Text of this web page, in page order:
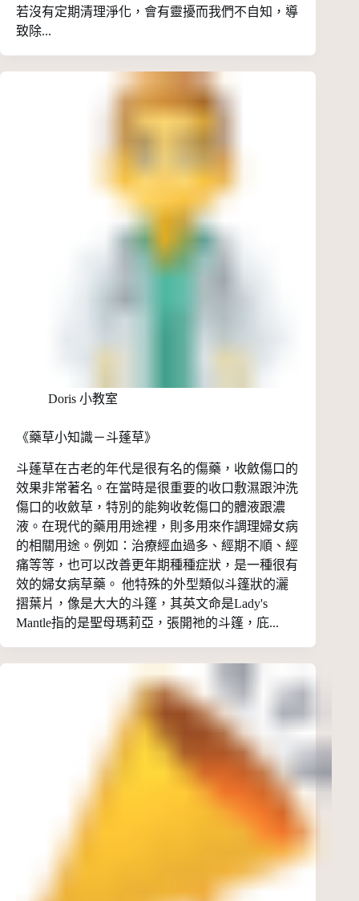
若沒有定期清理淨化，會有靈擾而我們不自知，導
致除...
Doris 小教室
《藥草小知識－斗蓬草》
斗蓬草在古老的年代是很有名的傷藥，收斂傷口的
效果非常著名。在當時是很重要的收口敷濕跟沖洗
傷口的收斂草，特別的能夠收乾傷口的體液跟濃
液。在現代的藥用用途裡，則多用來作調理婦女病
的相關用途。例如：治療經血過多、經期不順、經
痛等等，也可以改善更年期種種症狀，是一種很有
效的婦女病草藥。 他特殊的外型類似斗篷狀的灑
摺葉片，像是大大的斗篷，其英文命是Lady's
Mantle指的是聖母瑪莉亞，張開祂的斗篷，庇...